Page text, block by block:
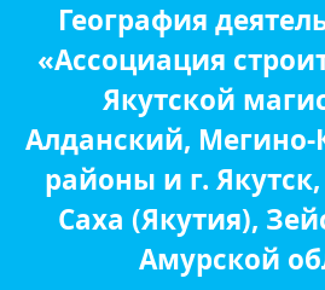
География
«Ассоциация
Якутской
Алданский, Мегино-
районы и г.
Саха (Якутия),
Амурской